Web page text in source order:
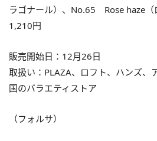
ラゴナール）、No.65 Rose haze（
1,210円
販売開始日：12月26日
取扱い：PLAZA、ロフト、ハンズ、
国のバラエティストア
（フォルサ）